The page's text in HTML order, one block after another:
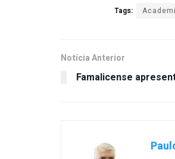
Tags:
Notícia Anterior
Famalicense